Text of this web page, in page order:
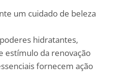
um cuidado de beleza
hidratantes,
estímulo da renovação
fornecem ação